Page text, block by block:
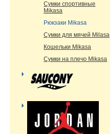
Сумки спортивные
Mikasa
Рюкзаки Mikasa
Сумки для мячей Milasa
Кошельки Mikasa
Сумки на плечо Mikasa